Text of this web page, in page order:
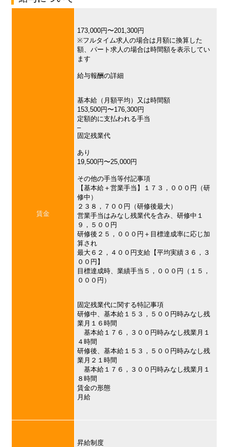
賃金
173,000円〜201,300円
※フルタイム求人の場合は月額に換算した
額、パート求人の場合は時間額を表示してい
ます
給与報酬の詳細
基本給（月額平均）又は時間額
153,500円〜176,300円
定額的に支払われる手当
–
固定残業代
あり
19,500円〜25,000円
その他の手当等付記事項
【基本給＋営業手当】１７３，０００円（研
修中）
２３８，７００円（研修後最大）
営業手当はみなし残業代を含み、研修中１
９，５００円
研修後２５，０００円＋目標達成率に応じ加
算され
最大６２，４００円支給【平均実績３６，３
００円】
目標達成時、業績手当５，０００円（１５，
０００円）
固定残業代に関する特記事項
研修中、基本給１５３，５００円時みなし残
業月１６時間
基本給１７６，３００円時みなし残業月１
４時間
研修後、基本給１５３，５００円時みなし残
業月２１時間
基本給１７６，３００円時みなし残業月１
８時間
賃金の形態
月給
昇給制度